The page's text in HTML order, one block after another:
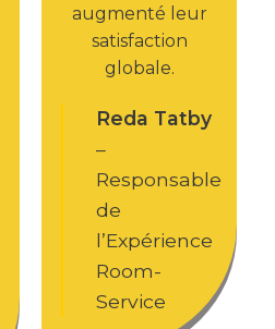
augmenté leur
satisfaction
globale.
Reda Tatby
–
Responsable
de
l’Expérience
Room-
Service